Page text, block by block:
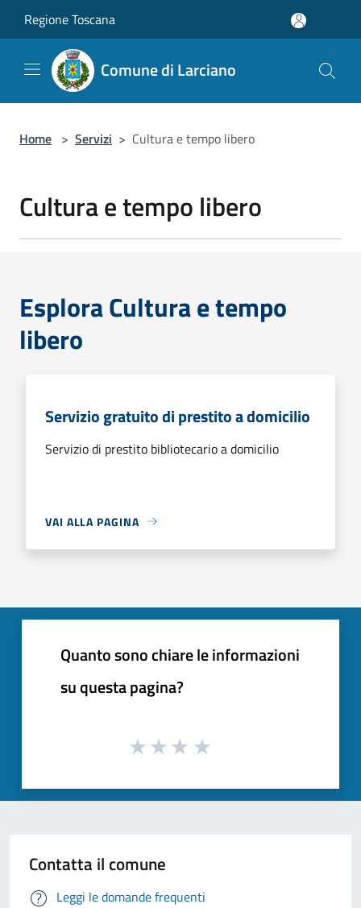
Regione Toscana
Comune di Larciano
Home > Servizi > Cultura e tempo libero
Cultura e tempo libero
Esplora Cultura e tempo
libero
Servizio gratuito di prestito a domicilio
Servizio di prestito bibliotecario a domicilio
VAI ALLA PAGINA
Quanto sono chiare le informazioni
su questa pagina?
Contatta il comune
Leggi le domande frequenti